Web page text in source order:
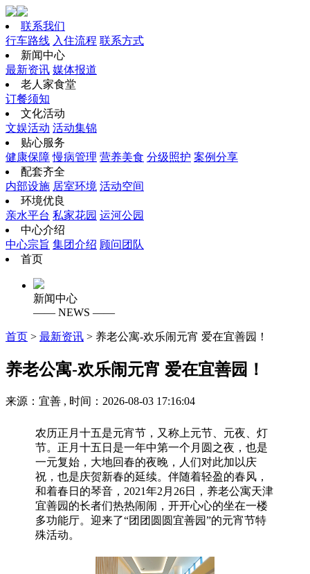
联系我们
行车路线 入住流程 联系方式
新闻中心
最新资讯 媒体报道
老人家食堂
订餐须知
文化活动
文娱活动 活动集锦
贴心服务
健康保障 慢病管理 营养美食 分级照护 案例分享
配套齐全
内部设施 居室环境 活动空间
环境优良
亲水平台 私家花园 运河公园
中心介绍
中心宗旨 集团介绍 顾问团队
首页
新闻中心
—— NEWS ——
首页 > 最新资讯 > 养老公寓-欢乐闹元宵 爱在宜善园！
养老公寓-欢乐闹元宵 爱在宜善园！
来源：宜善 , 时间：2026-08-03 17:16:04
农历正月十五是元宵节，又称上元节、元夜、灯
节。正月十五日是一年中第一个月圆之夜，也是
一元复始，大地回春的夜晚，人们对此加以庆
祝，也是庆贺新春的延续。伴随着轻盈的春风，
和着春日的琴音，2021年2月26日，养老公寓天津
宜善园的长者们热热闹闹，开开心心的坐在一楼
多功能厅。迎来了“团团圆圆宜善园”的元宵节特
殊活动。